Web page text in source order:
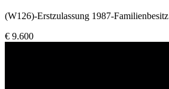
(W126)-Erstzulassung 1987-Familienbesitz
€ 9.600